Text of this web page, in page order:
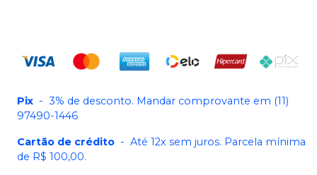
Pix - 3% de desconto. Mandar comprovante em (11)
97490-1446
Cartão de crédito - Até 12x sem juros. Parcela mínima
de R$ 100,00.